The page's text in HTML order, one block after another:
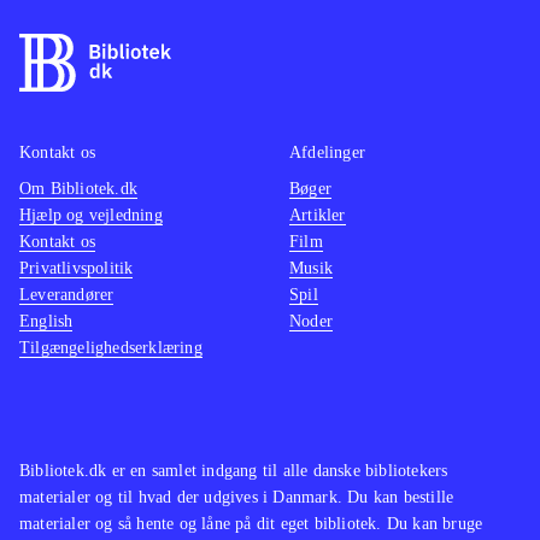
energikugler som kan bruges til
forskellige opgraderinger og åbne
for at overvinde de modstandere som
bevogter banerne. De invizimals hvis
form Hiro kan antage, har hver deres
evner som kan være afgørende for at
komme videre i en bane. Grafikken
er fin til målgruppen men styringen
og kameravinklen kan godt være lidt
spillene om Ben 10 og kan ellers
sammenlignes med fx Pokemon og
Bibliotek.dk er en samlet indgang til alle danske bibliotekers
materialer og til hvad der udgives i Danmark. Du kan bestille
materialer og så hente og låne på dit eget bibliotek. Du kan bruge
Kontakt os
Om Bibliotek.dk
Hjælp og vejledning
Kontakt os
Privatlivspolitik
Leverandører
English
Tilgængelighedserklæring
Afdelinger
Bøger
Artikler
Film
Musik
Spil
Noder